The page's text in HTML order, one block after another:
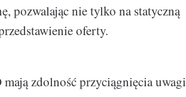
pozwalając nie tylko na statyczną
oferty.
zdolność przyciągnięcia uwagi